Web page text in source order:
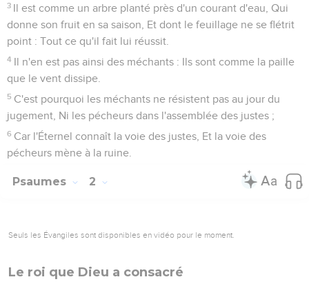
3 Il est comme un arbre planté près d'un courant d'eau, Qui
donne son fruit en sa saison, Et dont le feuillage ne se flétrit
point : Tout ce qu'il fait lui réussit.
4 Il n'en est pas ainsi des méchants : Ils sont comme la paille
que le vent dissipe.
5 C'est pourquoi les méchants ne résistent pas au jour du
jugement, Ni les pécheurs dans l'assemblée des justes ;
6 Car l'Éternel connaît la voie des justes, Et la voie des
pécheurs mène à la ruine.
Psaumes 2
Seuls les Évangiles sont disponibles en vidéo pour le moment.
Le roi que Dieu a consacré